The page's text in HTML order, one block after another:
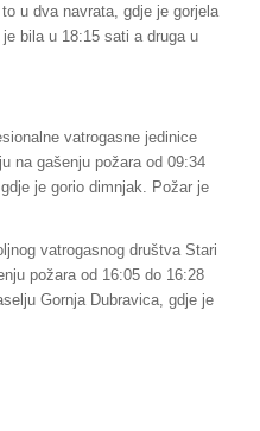
u dva navrata, gdje je gorjela
bila u 18:15 sati a druga u
vatrogasne jedinice
na gašenju požara od 09:34
je gorio dimnjak. Požar je
vatrogasnog društva Stari
požara od 16:05 do 16:28
Gornja Dubravica, gdje je